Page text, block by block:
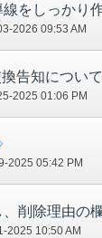
2026 09:53 AM
告知について
2025 01:06 PM
2025 05:42 PM
2025 10:50 AM